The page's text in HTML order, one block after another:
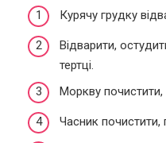
Курячу грудку
Відварити,
тертці.
Моркву почистити,
Часник почистити,